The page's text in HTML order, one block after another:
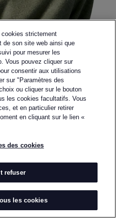
à la page précédente
with a Master’s degree in
in Brussels. In 2019,
for Maison
under the creative
strictement
de son site web ainsi que
pour mesurer les
Vous pouvez cliquer sur
consentir aux utilisations
sur "Paramètres des
ou cliquer sur le bouton
les cookies facultatifs. Vous
et en particulier retirer
en cliquant sur le lien «
des cookies
refuser
les cookies